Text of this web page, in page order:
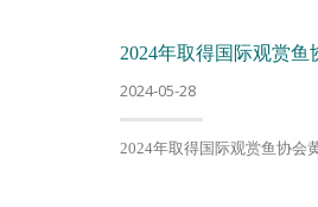
2024年取得国际观赏鱼
2024-05-28
2024年取得国际观赏鱼协会